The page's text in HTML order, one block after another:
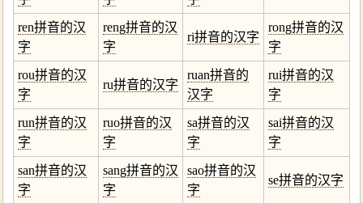
ren拼音的汉
字
reng拼音的汉
字
ri拼音的汉字
rong拼音的汉
字
rou拼音的汉
字
ru拼音的汉字
ruan拼音的
汉字
rui拼音的汉
字
run拼音的汉
字
ruo拼音的汉
字
sa拼音的汉
字
sai拼音的汉
字
san拼音的汉
字
sang拼音的汉
字
sao拼音的汉
字
se拼音的汉字